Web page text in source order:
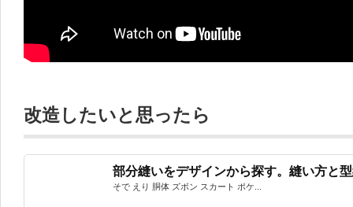
改造したいと思ったら
部分縫いをデザインから探す。縫い方と
そで えり 胴体 ズボン スカート ポケ...